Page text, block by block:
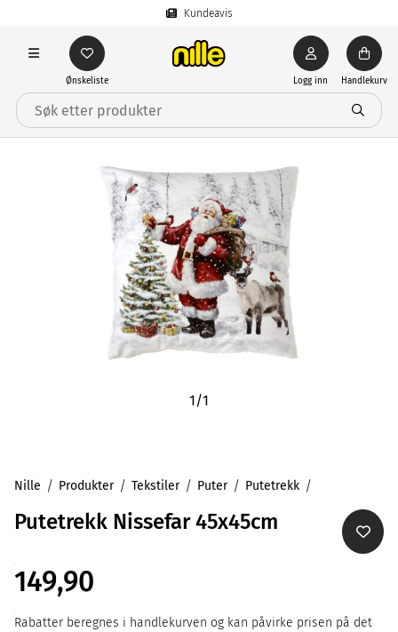
Kundeavis
Ønskeliste Logg inn Handlekurv
1/1
Nille Produkter Tekstiler Puter Putetrekk
Putetrekk Nissefar 45x45cm
149,90
Rabatter beregnes i handlekurven og kan påvirke prisen på det